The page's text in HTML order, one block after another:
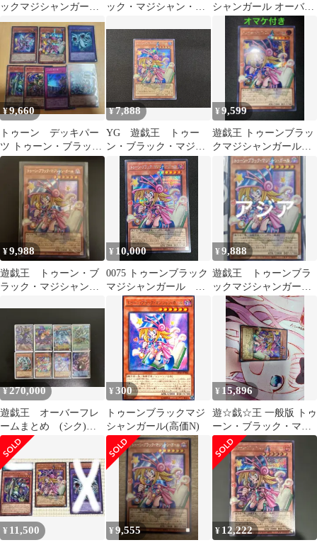
ックマジシャンガール
シークレット オーバー
フレーム アジア
ック・マジシャン・ガ
ム）【シークレットレ
ア】RV01-JP013
ITJI4LEZWBBT
シャンガール オーバー
フレーム シークレット
¥9,660
トゥーン デッキパー
ツ トゥーン・ブラッ
ク・マジシャン・ガー
ル オーバーフレーム
¥7,888
YG 遊戯王 トゥー
ン・ブラック・マジシ
ャン・ガール オーバ
ーフレームシークレッ
トレア RV01-JP013
※商品説明文確認
¥9,599
遊戯王 トゥーンブラッ
クマジシャンガール
オーバーフレーム シ
ークレット
¥9,988
遊戯王 トゥーン・ブ
ラック・マジシャン・
¥ 10,000
0075 トゥーンブラック
マジシャンガール
RV01-JP013 オーバーフ
レームシークレット 1
¥9,888
遊戯王 トゥーンブラ
ックマジシャンガー
ル オーバーフレーム
¥270,000
遊戯王 オーバーフレ
ームまとめ (シク)
合計8枚
¥300
トゥーンブラックマジ
シャンガール(高価N)
¥ 15,896
遊☆戯☆王 一般版 トゥ
ーン・ブラック・マジ
シャン・ガール オーバ
ーフレーム ブラック・
マジシャン・ガール
¥ 11,500 ¥9,555 ¥ 12,222